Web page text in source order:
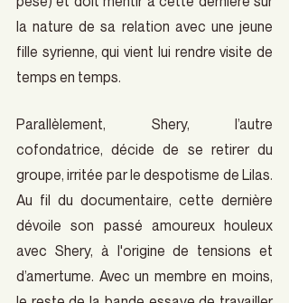
la nature de sa relation avec une jeune
fille syrienne, qui vient lui rendre visite de
temps en temps.
Parallèlement, Shery, l’autre
cofondatrice, décide de se retirer du
groupe, irritée par le despotisme de Lilas.
Au fil du documentaire, cette dernière
dévoile son passé amoureux houleux
avec Shery, à l'origine de tensions et
d’amertume. Avec un membre en moins,